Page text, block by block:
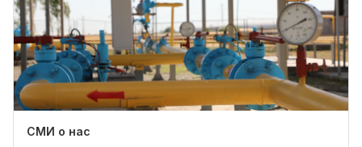
СМИ о нас